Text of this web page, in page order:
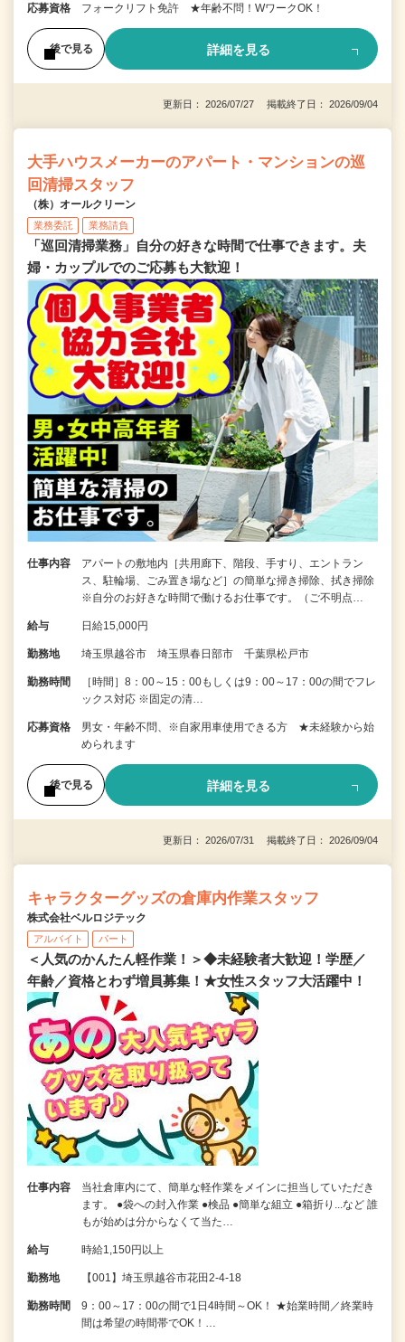
応募資格 フォークリフト免許 ★年齢不問！WワークOK！
後で見る 詳細を見る
更新日： 2026/07/27 掲載終了日： 2026/09/04
大手ハウスメーカーのアパート・マンションの巡
回清掃スタッフ
（株）オールクリーン
業務委託 業務請負
「巡回清掃業務」自分の好きな時間で仕事できます。夫
婦・カップルでのご応募も大歓迎！
仕事内容
アパートの敷地内［共用廊下、階段、手すり、エントラン
ス、駐輪場、ごみ置き場など］の簡単な掃き掃除、拭き掃除
※自分のお好きな時間で働けるお仕事です。（ご不明点…
給与 日給15,000円
勤務地 埼玉県越谷市 埼玉県春日部市 千葉県松戸市
勤務時間
［時間］8：00～15：00もしくは9：00～17：00の間でフレ
ックス対応 ※固定の清…
応募資格
男女・年齢不問、※自家用車使用できる方 ★未経験から始
められます
後で見る 詳細を見る
更新日： 2026/07/31 掲載終了日： 2026/09/04
キャラクターグッズの倉庫内作業スタッフ
株式会社ベルロジテック
アルバイト パート
＜人気のかんたん軽作業！＞◆未経験者大歓迎！学歴／
年齢／資格とわず増員募集！★女性スタッフ大活躍中！
仕事内容
当社倉庫内にて、簡単な軽作業をメインに担当していただき
ます。 ●袋への封入作業 ●検品 ●簡単な組立 ●箱折り...など 誰
もが始めは分からなくて当た…
給与 時給1,150円以上
勤務地 【001】埼玉県越谷市花田2-4-18
勤務時間
9：00～17：00の間で1日4時間～OK！ ★始業時間／終業時
間は希望の時間帯でOK！…